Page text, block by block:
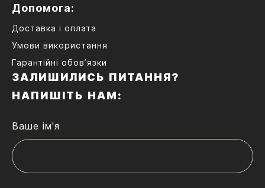
Допомога:
Доставка і оплата
Умови використання
Гарантійні обов’язки
ЗАЛИШИЛИСЬ ПИТАННЯ?
НАПИШІТЬ НАМ:
Ваше ім'я